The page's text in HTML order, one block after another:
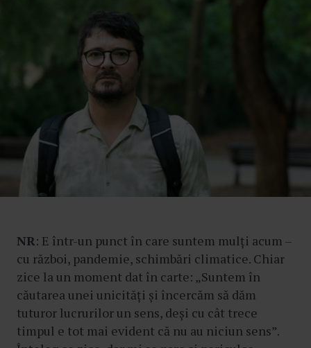
NR: E într-un punct în care suntem mulți acum –
cu război, pandemie, schimbări climatice. Chiar
zice la un moment dat în carte: „Suntem în
căutarea unei unicități și încercăm să dăm
tuturor lucrurilor un sens, deși cu cât trece
timpul e tot mai evident că nu au niciun sens”.